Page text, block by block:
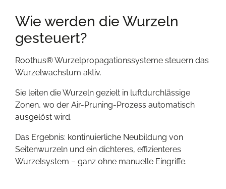
Wie werden die Wurzeln
gesteuert?
Roothus® Wurzelpropagationssysteme steuern das
Wurzelwachstum aktiv.
Sie leiten die Wurzeln gezielt in luftdurchlässige
Zonen, wo der Air-Pruning-Prozess automatisch
ausgelöst wird.
Das Ergebnis: kontinuierliche Neubildung von
Seitenwurzeln und ein dichteres, effizienteres
Wurzelsystem – ganz ohne manuelle Eingriffe.